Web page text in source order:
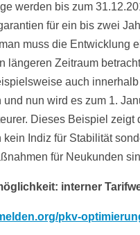
werden bis zum
für ein bis zwei
muss die Entwicklung
längeren Zeitraum
auch
und nun wird es zum 1.
Dieses Beispiel zeigt
kein Indiz für Stabilität
für Neukunden
interner
pkv-